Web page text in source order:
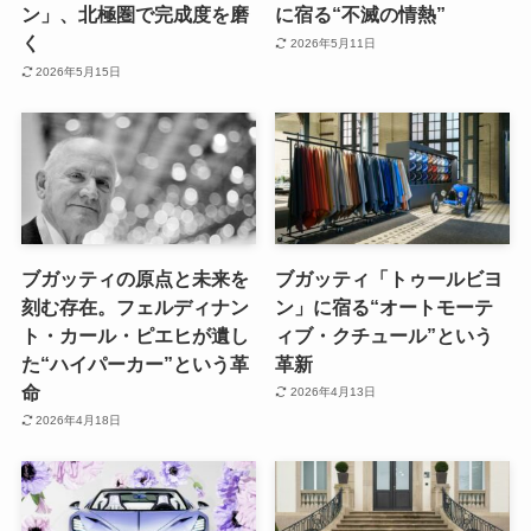
ン」、北極圏で完成度を磨
く
2026年5月15日
に宿る“不滅の情熱”
2026年5月11日
ブガッティの原点と未来を
刻む存在。フェルディナン
ト・カール・ピエヒが遺し
た“ハイパーカー”という革
命
2026年4月18日
ブガッティ「トゥールビヨ
ン」に宿る“オートモーテ
ィブ・クチュール”という
革新
2026年4月13日